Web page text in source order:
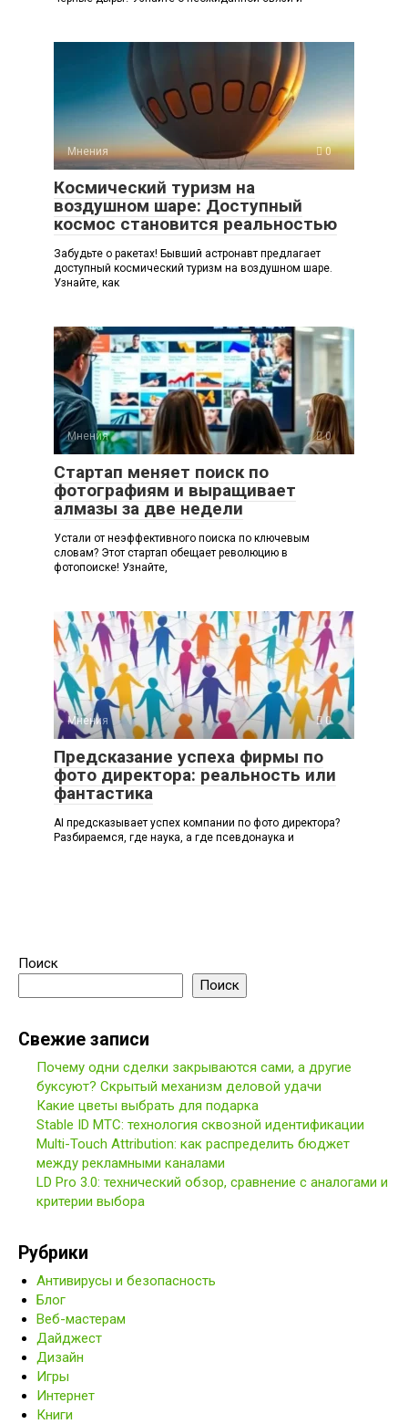
Мнения 0
Космический туризм на
воздушном шаре: Доступный
космос становится реальностью
Забудьте о ракетах! Бывший астронавт предлагает
доступный космический туризм на воздушном шаре.
Узнайте, как
Мнения 0
Стартап меняет поиск по
фотографиям и выращивает
алмазы за две недели
Устали от неэффективного поиска по ключевым
словам? Этот стартап обещает революцию в
фотопоиске! Узнайте,
Мнения 0
Предсказание успеха фирмы по
фото директора: реальность или
фантастика
AI предсказывает успех компании по фото директора?
Разбираемся, где наука, а где псевдонаука и
Поиск
Поиск
Свежие записи
Почему одни сделки закрываются сами, а другие
буксуют? Скрытый механизм деловой удачи
Какие цветы выбрать для подарка
Stable ID МТС: технология сквозной идентификации
Multi-Touch Attribution: как распределить бюджет
между рекламными каналами
LD Pro 3.0: технический обзор, сравнение с аналогами и
критерии выбора
Рубрики
Антивирусы и безопасность
Блог
Веб-мастерам
Дайджест
Дизайн
Игры
Интернет
Книги